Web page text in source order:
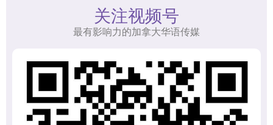
关注视频号
最有影响力的加拿大华语传媒